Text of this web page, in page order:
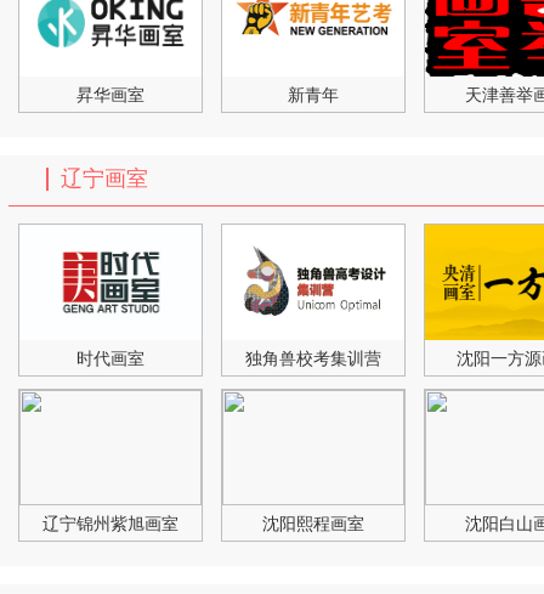
昇华画室 新青年 天津善举
辽宁画室
时代画室 独角兽校考集训营 沈阳一方
辽宁锦州紫旭画室 沈阳熙程画室 沈阳白山